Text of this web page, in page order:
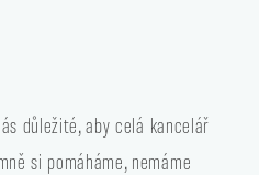
důležité, aby celá kancelář
si pomáháme, nemáme